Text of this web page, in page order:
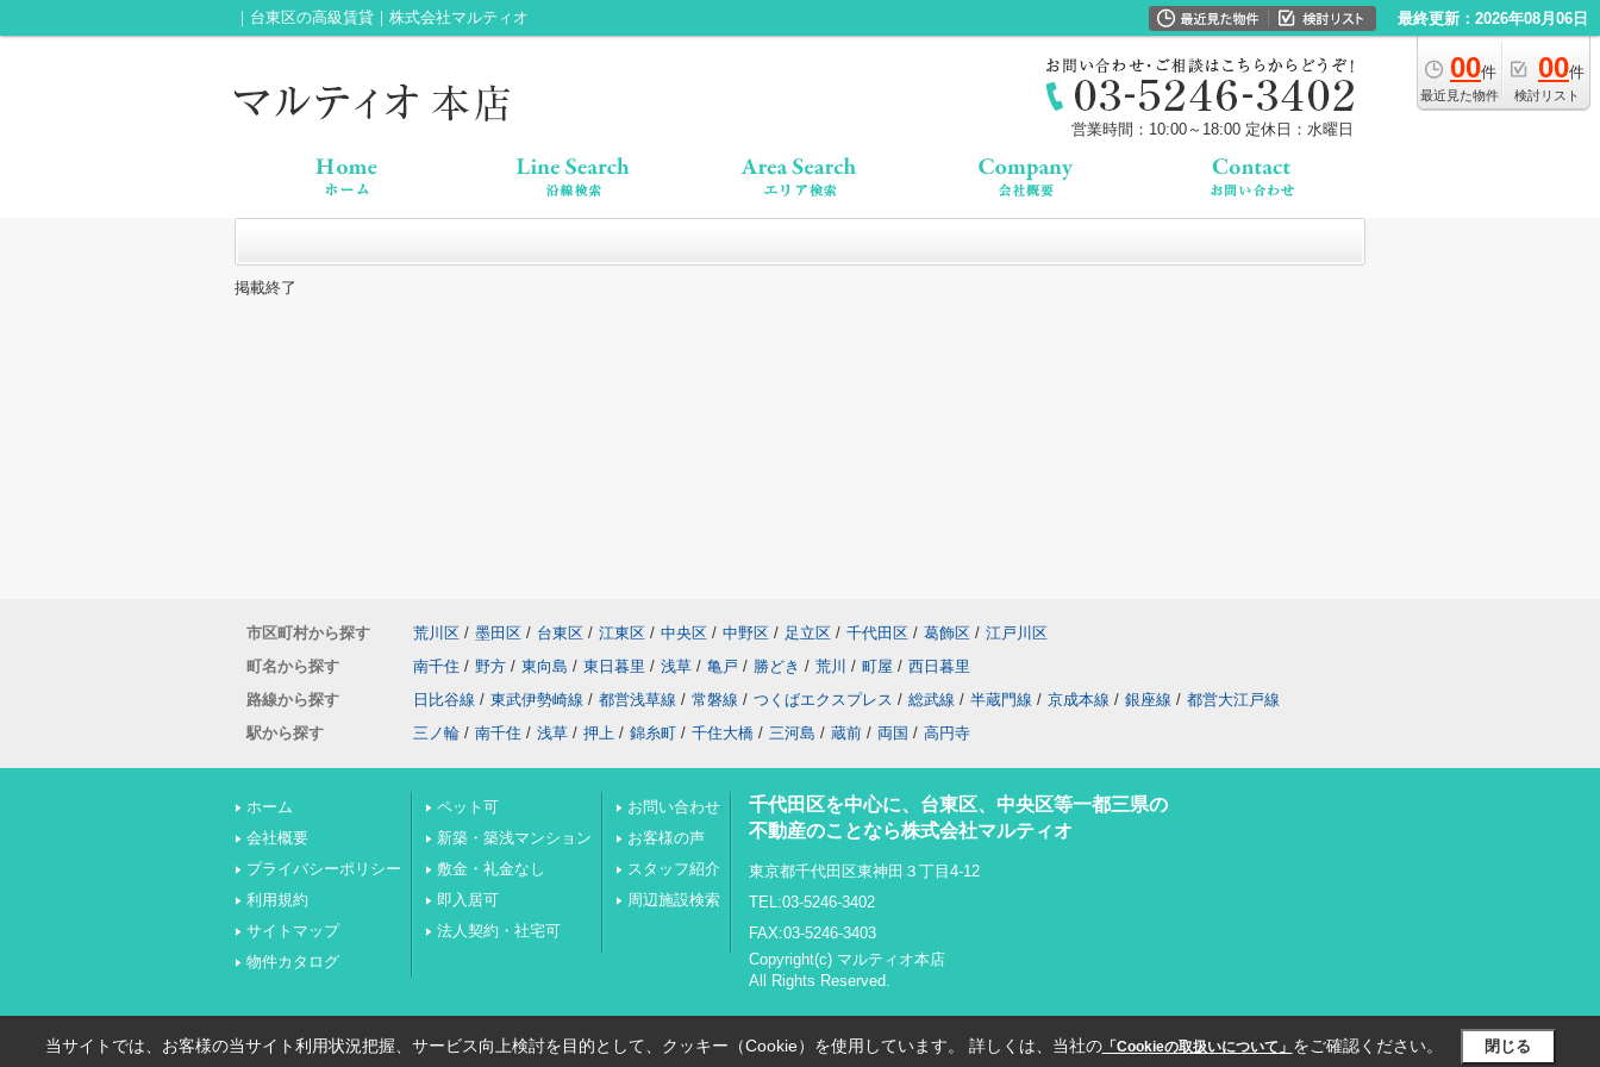
｜台東区の高級賃貸｜株式会社マルティオ 最終更新：2026年08月06日
00件
最近見た物件
00件
検討リスト
営業時間：10:00～18:00 定休日：水曜日
掲載終了
市区町村から探す 荒川区 / 墨田区 / 台東区 / 江東区 / 中央区 / 中野区 / 足立区 / 千代田区 / 葛飾区 / 江戸川区
町名から探す
南千住 / 野方 / 東向島 / 東日暮里 / 浅草 / 亀戸 / 勝どき / 荒川 / 町屋 / 西日暮里
路線から探す
日比谷線 / 東武伊勢崎線 / 都営浅草線 / 常磐線 / つくばエクスプレス / 総武線 / 半蔵門線 / 京成本線 / 銀座線 / 都営大江戸線
駅から探す
三ノ輪 / 南千住 / 浅草 / 押上 / 錦糸町 / 千住大橋 / 三河島 / 蔵前 / 両国 / 高円寺
ホーム
会社概要
プライバシーポリシー
利用規約
サイトマップ
物件カタログ
ペット可
新築・築浅マンション
敷金・礼金なし
即入居可
法人契約・社宅可
お問い合わせ
お客様の声
スタッフ紹介
周辺施設検索
千代田区を中心に、台東区、中央区等一都三県の
不動産のことなら株式会社マルティオ
東京都千代田区東神田３丁目4-12
TEL:03-5246-3402
FAX:03-5246-3403
Copyright(c) マルティオ本店
All Rights Reserved.
当サイトでは、お客様の当サイト利用状況把握、サービス向上検討を目的として、クッキー（Cookie）を使用しています。 詳しくは、当社の「Cookieの取扱いについて」 をご確認ください。 閉じる